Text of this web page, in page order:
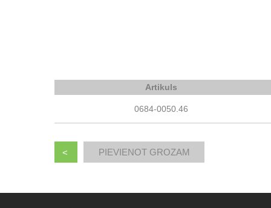
Artikuls
0684-0050.46
<